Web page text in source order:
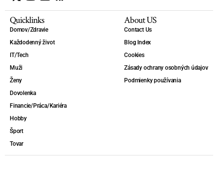
Quicklinks
Domov/Zdravie
Každodenný život
IT/Tech
Muži
Ženy
Dovolenka
Financie/Práca/Kariéra
Hobby
Šport
Tovar
About US
Contact Us
Blog Index
Cookies
Zásady ochrany osobných údajov
Podmienky používania